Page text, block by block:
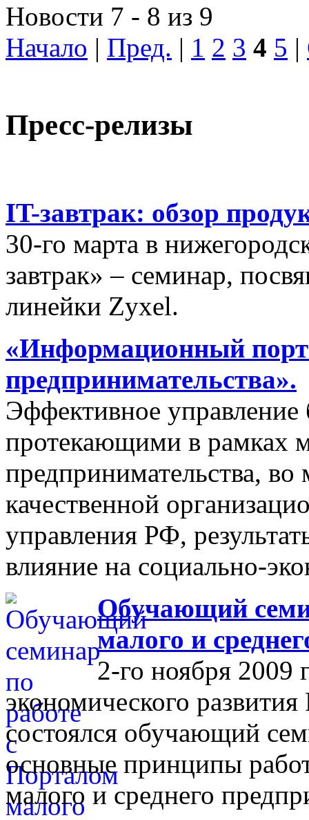
Новости 7 - 8 из 9
Начало | Пред. | 1 2 3 4 5 |
Пресс-релизы
IT-завтрак: обзор
30-го марта в
завтрак» – семинар,
линейки Zyxel.
«Информационный
предпринимательства».
Эффективное управление
протекающими в рамках
предпринимательства,
качественной
управления РФ,
влияние на социально-
Обучающий
малого и
2-го ноября 2009
экономического
состоялся обучающий
основные принципы
малого и среднего